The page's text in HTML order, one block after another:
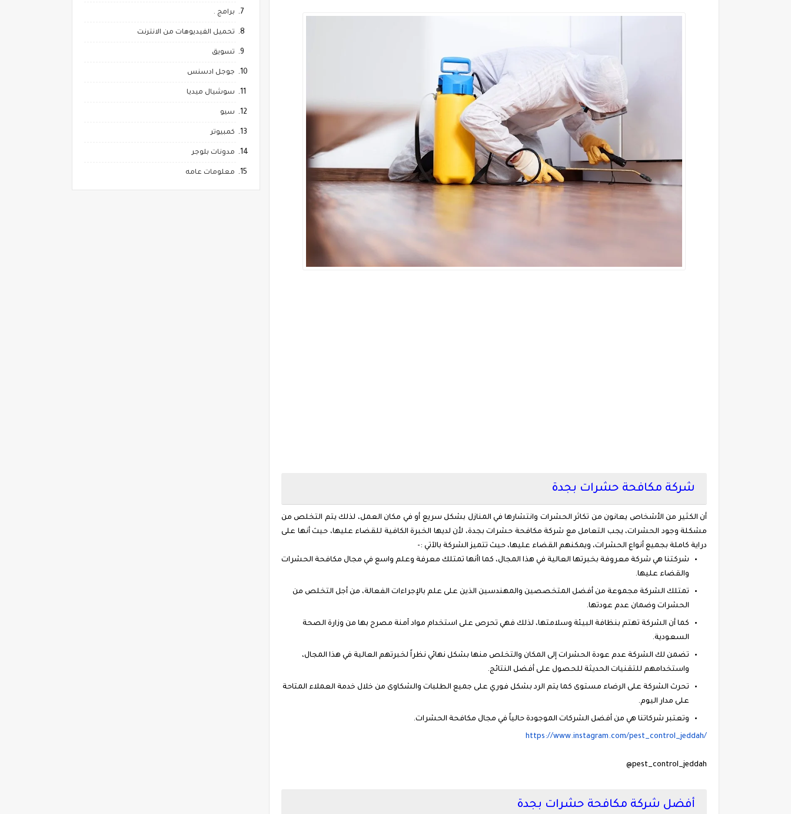
شركة مكافحة حشرات بجدة
أن الكثير من الأشخاص يعانون من تكاثر الحشرات وانتشارها في المنازل بشكل سريع أو في مكان العمل، لذلك يتم التخلص من
مشكلة وجود الحشرات، يجب التعامل مع شركة مكافحة حشرات بجدة، لأن لديها الخبرة الكافية للقضاء عليها، حيث أنها على
دراية كاملة بجميع أنواع الحشرات، ويمكنهم القضاء عليها، حيث تتميز الشركة بالآتي :-
شركتنا هي شركة معروفة بخبرتها العالية في هذا المجال، كما اأنها تمتلك معرفة وعلم واسع في مجال مكافحة الحشرات
والقضاء عليها.
تمتلك الشركة مجموعة من أفضل المتخصصين والمهندسين الذين على علم بالإجراءات الفعالة، من أجل التخلص من
الحشرات وضمان عدم عودتها.
كما أن الشركة تهتم بنظافة البيئة وسلامتها، لذلك فهي تحرص على استخدام مواد آمنة مصرح بها من وزارة الصحة
السعودية.
تضمن لك الشركة عدم عودة الحشرات إلى المكان والتخلص منها بشكل نهائي نظراً لخبرتهم العالية في هذا المجال،
واستخدامهم للتقنيات الحديثة للحصول على أفضل النتائج.
تحرث الشركة على الرضاء مستوى كما يتم الرد بشكل فوري على جميع الطلبات والشكاوى من خلال خدمة العملاء المتاحة
على مدار اليوم.
وتعتبر شركاتنا هي من أفضل الشركات الموجودة حالياً في مجال مكافحة الحشرات.
https://www.instagram.com/pest_control_jeddah/
@pest_control_jeddah
أفضل شركة مكافحة حشرات بجدة
برامج .
تحميل الفيديوهات من الانترنت
تسويق
جوجل ادسنس
سوشيال ميديا
سيو
كمبيوتر
مدونات بلوجر
معلومات عامه